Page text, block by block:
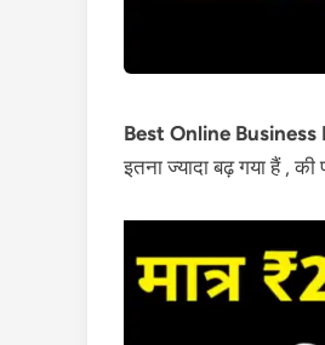
Best Online Business
इतना ज्यादा बढ़ गया हैं ,